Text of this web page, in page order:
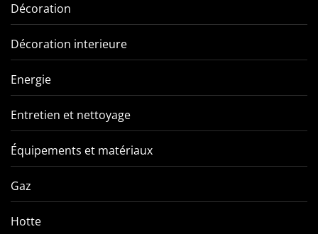
Décoration
Décoration interieure
Energie
Entretien et nettoyage
Équipements et matériaux
Gaz
Hotte